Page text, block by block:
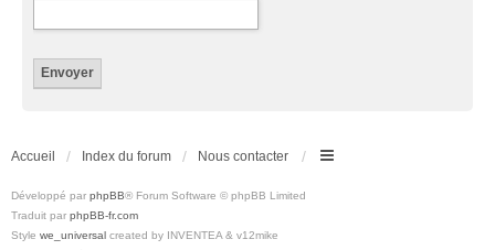
Accueil Index du forum Nous contacter
Développé par phpBB® Forum Software © phpBB Limited
Traduit par phpBB-fr.com
Style we_universal created by INVENTEA & v12mike